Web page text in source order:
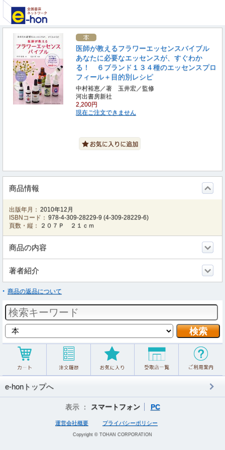
医師が教えるフラワーエッセンスバイブル
あなたに必要なエッセンスが、すぐわか
る！ ６ブランド１３４種のエッセンスプロ
フィール＋目的別レシピ
中村裕恵／著 玉井宏／監修
河出書房新社
2,200円
現在ご注文できません
商品情報
出版年月： 2010年12月
ISBNコード： 978-4-309-28229-9 (4-309-28229-6)
頁数・縦：
２０７Ｐ ２１ｃｍ
商品の内容
著者紹介
商品の返品について
e-honトップへ
表示 ： スマートフォン PC
運営会社概要 プライバシーポリシー
Copyright © TOHAN CORPORATION